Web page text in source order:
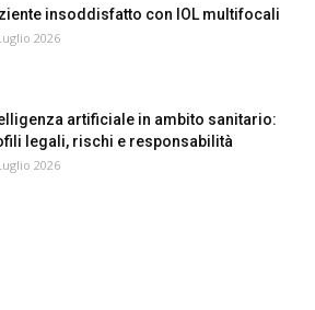
insoddisfatto con IOL multifocali
2026
artificiale in ambito sanitario:
legali, rischi e responsabilità
2026